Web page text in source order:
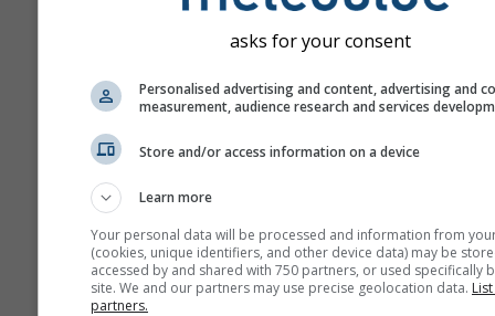
asks for your consent
Personalised advertising and content, advertising and
measurement, audience research and services
Store and/or access information on a device
Learn more
Your personal data will be processed and information from
(cookies, unique identifiers, and other device data) may be
accessed by and shared with 750 partners, or used specifically
site. We and our partners may use precise geolocation data.
partners.